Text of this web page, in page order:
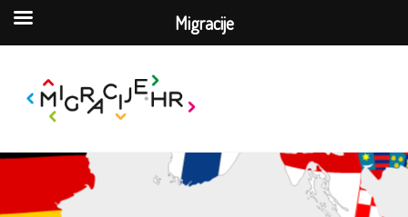
Migracije